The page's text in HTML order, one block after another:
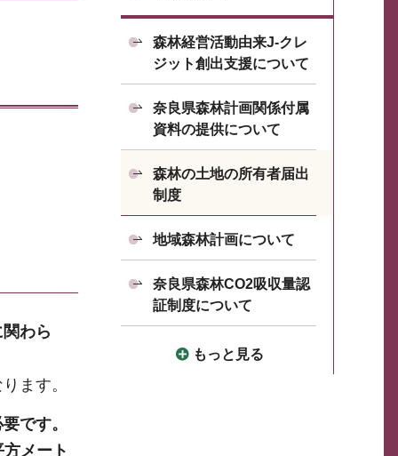
わら
ます。
です。
メート
森林経営活動由来J-クレ
ジット創出支援について
奈良県森林計画関係付属
資料の提供について
森林の土地の所有者届出
制度
地域森林計画について
奈良県森林CO2吸収量認
証制度について
もっと見る